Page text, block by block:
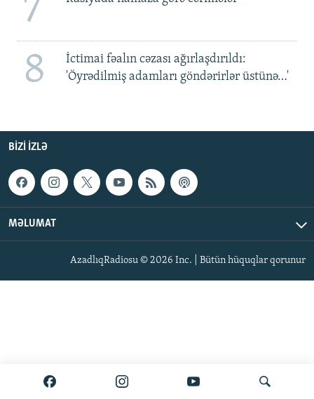
7
8
İctimai fəalın cəzası ağırlaşdırıldı:
'Öyrədilmiş adamları göndərirlər üstünə…'
BIZI IZLƏ
MƏLUMAT
AzadlıqRadiosu © 2026 Inc. | Bütün hüquqlar qorunur